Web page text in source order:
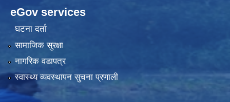
eGov services
घटना दर्ता
सामाजिक सुरक्षा
नागरिक वडापत्र
स्वास्थ्य व्यवस्थापन सुचना प्रणाली